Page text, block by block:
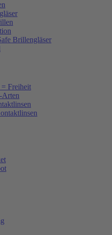
Brillengläser
Freiheit
Arten